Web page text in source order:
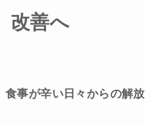
お悩みから探す
改善へ
食事が辛い日々からの解放